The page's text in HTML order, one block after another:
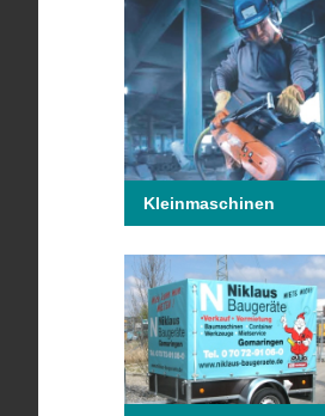
Kleinmaschinen